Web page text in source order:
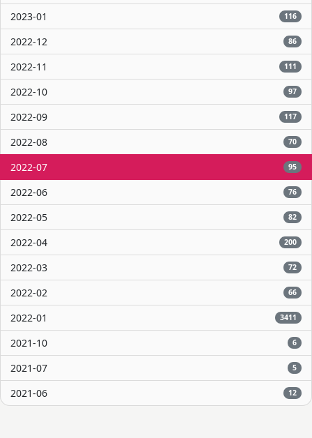
2023-01 116
2022-12 86
2022-11 111
2022-10 97
2022-09 117
2022-08 70
2022-07 95
2022-06 76
2022-05 82
2022-04 200
2022-03 72
2022-02 66
2022-01 3411
2021-10 6
2021-07 5
2021-06 12